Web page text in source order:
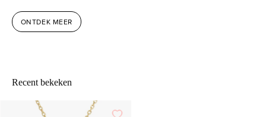
ONTDEK MEER
Recent bekeken